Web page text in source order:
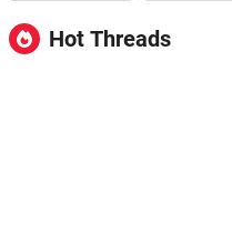
Hot Threads